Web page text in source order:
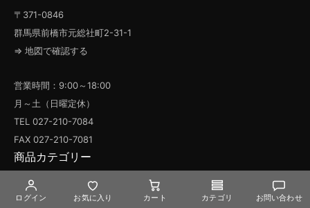
ログイン お気に入り カート カテゴリ お問い合わせ
〒371-0846
群馬県前橋市元総社町2-31-1
⇒ 地図で確認する
営業時間：9:00～18:00
月～土（日曜定休）
TEL 027-210-7084
FAX 027-210-7081
商品カテゴリー
・ 天然石彫刻像・オブジェ
・ コスモラックス石像・オブジェ